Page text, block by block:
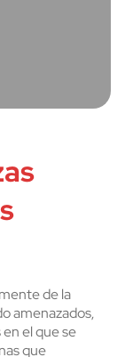
de la
amenazados,
el que se
que